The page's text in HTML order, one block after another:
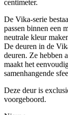
centimeter.
De Vika-serie
passen binnen een
neutrale kleur
De deuren in de
deuren. Ze hebben
maakt het
samenhangende
Deze deur is
voorgeboord.